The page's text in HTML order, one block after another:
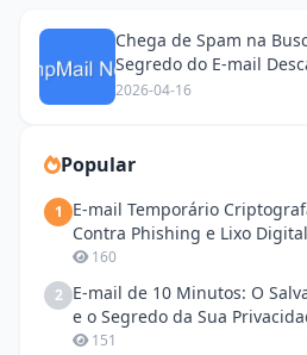
Chega de Spam na
Segredo do E-mail
Privacidade
2026-04-16
Popular
1
E-mail Temporário
Contra Phishing e Lixo Digital
160
2 E-mail de 10 Minutos: O
e o Segredo da Sua
151